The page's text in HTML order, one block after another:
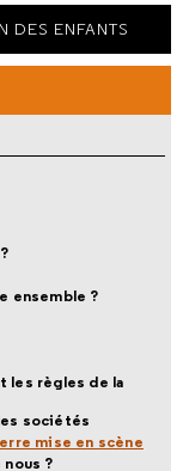
DES ENFANTS
ensemble ?
les règles de la
sociétés
mise en scène
?